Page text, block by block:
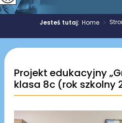
Jesteś tutaj:Home >
Projekt edukacyjny
klasa 8c (rok szkolny